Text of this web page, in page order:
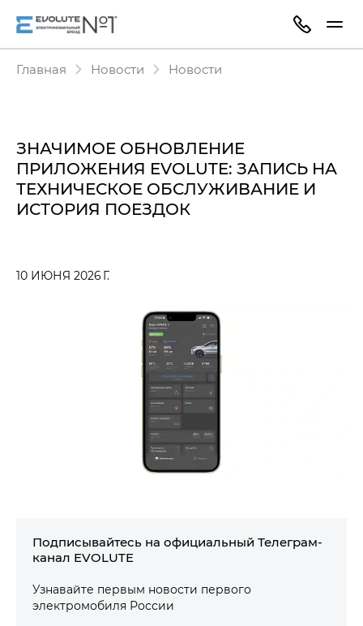
Главная Новости Новости
ЗНАЧИМОЕ ОБНОВЛЕНИЕ
ПРИЛОЖЕНИЯ EVOLUTE: ЗАПИСЬ НА
ТЕХНИЧЕСКОЕ ОБСЛУЖИВАНИЕ И
ИСТОРИЯ ПОЕЗДОК
10 ИЮНЯ 2026 Г.
Подписывайтесь на официальный Телеграм-
канал EVOLUTE
Узнавайте первым новости первого
электромобиля России